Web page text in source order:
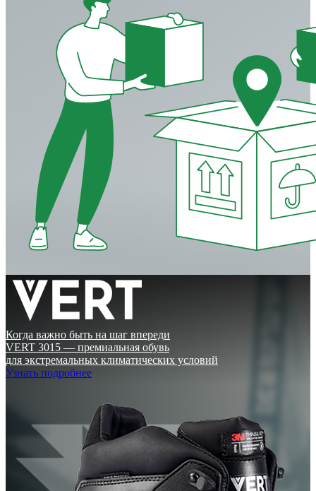
Когда важно быть на шаг впереди
VERT 3015 — премиальная обувь
для экстремальных климатических условий
Узнать подробнее